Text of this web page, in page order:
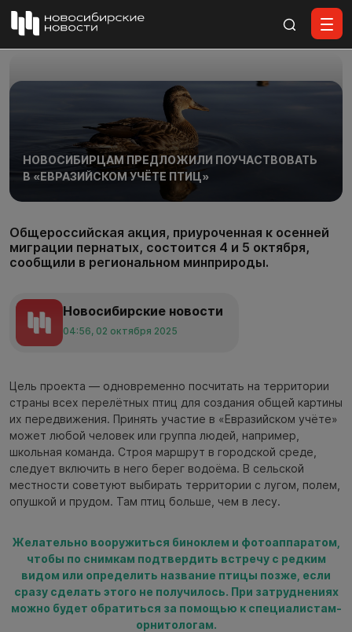
НОВОСИБИРЦАМ ПРЕДЛОЖИЛИ ПОУЧАСТВОВАТЬ
В «ЕВРАЗИЙСКОМ УЧЁТЕ ПТИЦ»
Общероссийская акция, приуроченная к осенней
миграции пернатых, состоится 4 и 5 октября,
сообщили в региональном минприроды.
Новосибирские новости
04:56, 02 октября 2025
Цель проекта — одновременно посчитать на территории
страны всех перелётных птиц для создания общей картины
их передвижения. Принять участие в «Евразийском учёте»
может любой человек или группа людей, например,
школьная команда. Строя маршрут в городской среде,
следует включить в него берег водоёма. В сельской
местности советуют выбирать территории с лугом, полем,
опушкой и прудом. Там птиц больше, чем в лесу.
Желательно вооружиться биноклем и фотоаппаратом,
чтобы по снимкам подтвердить встречу с редким
видом или определить название птицы позже, если
сразу сделать этого не получилось. При затруднениях
можно будет обратиться за помощью к специалистам-
орнитологам.